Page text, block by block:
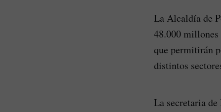
La Alcaldía de
48.000 millones
que permitirán
distintos
La secretaria